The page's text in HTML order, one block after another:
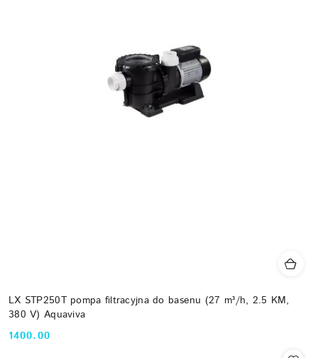
LX STP250T pompa filtracyjna do basenu (27 m³/h, 2.5 KM,
380 V) Aquaviva
Cena:
1400.00